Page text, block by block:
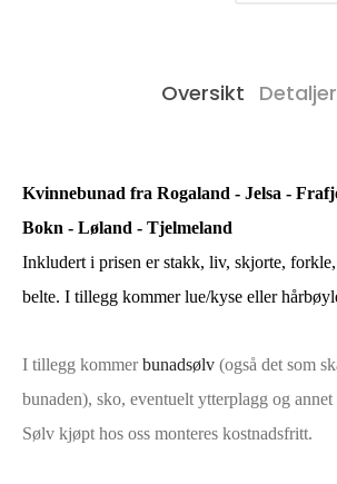
Oversikt
Kvinnebunad fra Rogaland - Jelsa -
Bokn - Løland - Tjelmeland
Inkludert i prisen er stakk, liv, skjorte,
belte. I tillegg kommerlue/kyse eller
I tillegg kommerbunadsølv (også det som
bunaden), sko, eventuelt ytterplagg og annet
Sølv kjøpt hos oss monteres kostnadsfritt.
Detaljer